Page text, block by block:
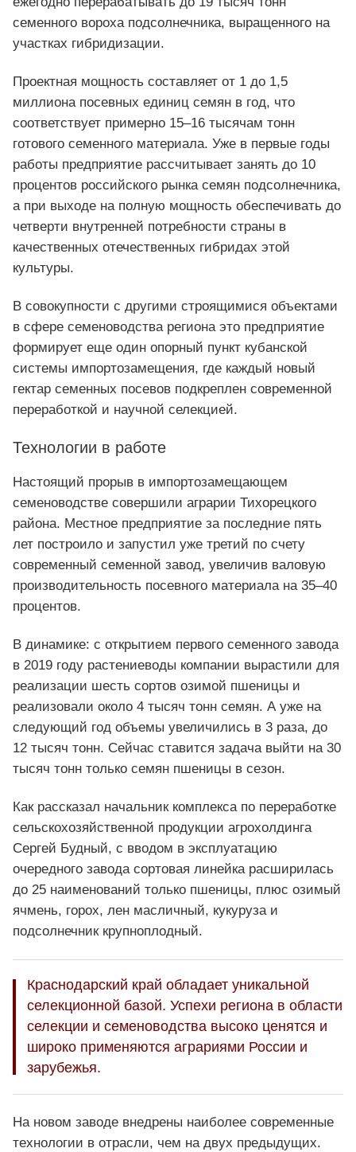
семенного вороха подсолнечника, выращенного на
участках гибридизации.
Проектная мощность составляет от 1 до 1,5
миллиона посевных единиц семян в год, что
соответствует примерно 15–16 тысячам тонн
готового семенного материала. Уже в первые годы
работы предприятие рассчитывает занять до 10
процентов российского рынка семян подсолнечника,
а при выходе на полную мощность обеспечивать до
четверти внутренней потребности страны в
качественных отечественных гибридах этой
культуры.
В совокупности с другими строящимися объектами
в сфере семеноводства региона это предприятие
формирует еще один опорный пункт кубанской
системы импортозамещения, где каждый новый
гектар семенных посевов подкреплен современной
переработкой и научной селекцией.
Технологии в работе
Настоящий прорыв в импортозамещающем
семеноводстве совершили аграрии Тихорецкого
района. Местное предприятие за последние пять
лет построило и запустил уже третий по счету
современный семенной завод, увеличив валовую
производительность посевного материала на 35–40
процентов.
В динамике: с открытием первого семенного завода
в 2019 году растениеводы компании вырастили для
реализации шесть сортов озимой пшеницы и
реализовали около 4 тысяч тонн семян. А уже на
следующий год объемы увеличились в 3 раза, до
12 тысяч тонн. Сейчас ставится задача выйти на 30
тысяч тонн только семян пшеницы в сезон.
Как рассказал начальник комплекса по переработке
сельскохозяйственной продукции агрохолдинга
Сергей Будный, с вводом в эксплуатацию
очередного завода сортовая линейка расширилась
до 25 наименований только пшеницы, плюс озимый
ячмень, горох, лен масличный, кукуруза и
подсолнечник крупноплодный.
Краснодарский край обладает уникальной
селекционной базой. Успехи региона в области
селекции и семеноводства высоко ценятся и
широко применяются аграриями России и
зарубежья.
На новом заводе внедрены наиболее современные
технологии в отрасли, чем на двух предыдущих.